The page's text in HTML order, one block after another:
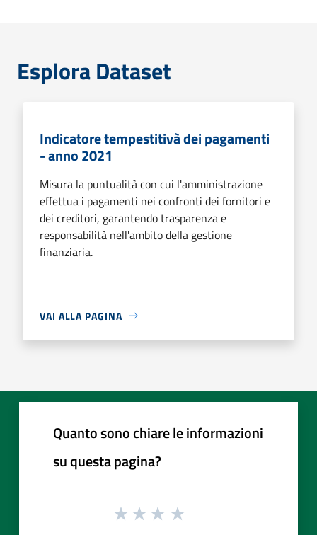
Esplora Dataset
Indicatore tempestitivà dei pagamenti
- anno 2021
Misura la puntualità con cui l'amministrazione
effettua i pagamenti nei confronti dei fornitori e
dei creditori, garantendo trasparenza e
responsabilità nell'ambito della gestione
finanziaria.
VAI ALLA PAGINA
Quanto sono chiare le informazioni
su questa pagina?